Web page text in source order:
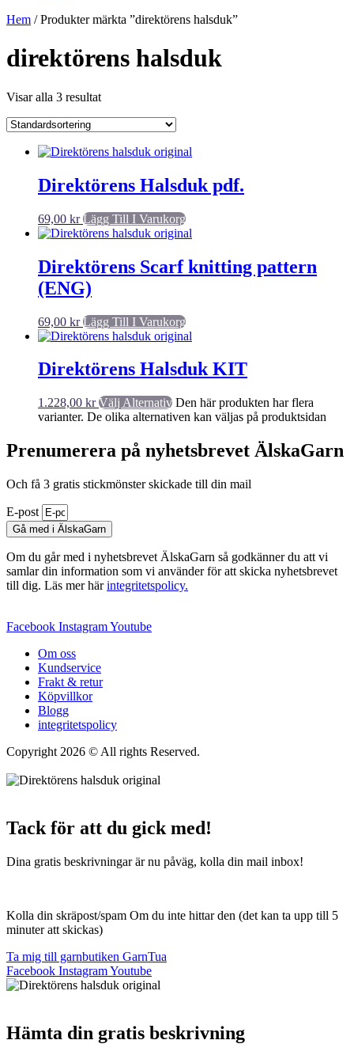
Hem / Produkter märkta ”direktörens halsduk”
direktörens halsduk
Visar alla 3 resultat
Direktörens Halsduk pdf.
69,00 kr Lägg Till I Varukorg
Direktörens Scarf knitting pattern
(ENG)
69,00 kr Lägg Till I Varukorg
Direktörens Halsduk KIT
1.228,00 kr Välj Alternativ Den här produkten har flera
varianter. De olika alternativen kan väljas på produktsidan
Prenumerera på nyhetsbrevet ÄlskaGarn
Och få 3 gratis stickmönster skickade till din mail
E-post
Gå med i ÄlskaGarn
Om du går med i nyhetsbrevet ÄlskaGarn så godkänner du att vi
samlar din information som vi använder för att skicka nyhetsbrevet
till dig. Läs mer härintegritetspolicy.
Facebook InstagramYoutube
Om oss
Kundservice
Frakt & retur
Köpvillkor
Blogg
integritetspolicy
Copyright 2026 © All rights Reserved.
Tack för att du gick med!
Dina gratis beskrivningar är nu påväg, kolla din mail inbox!
Kolla din skräpost/spam Om du inte hittar den (det kan ta upp till 5
minuter att skickas)
Ta mig till garnbutiken GarnTua
Facebook InstagramYoutube
Hämta din gratis beskrivning